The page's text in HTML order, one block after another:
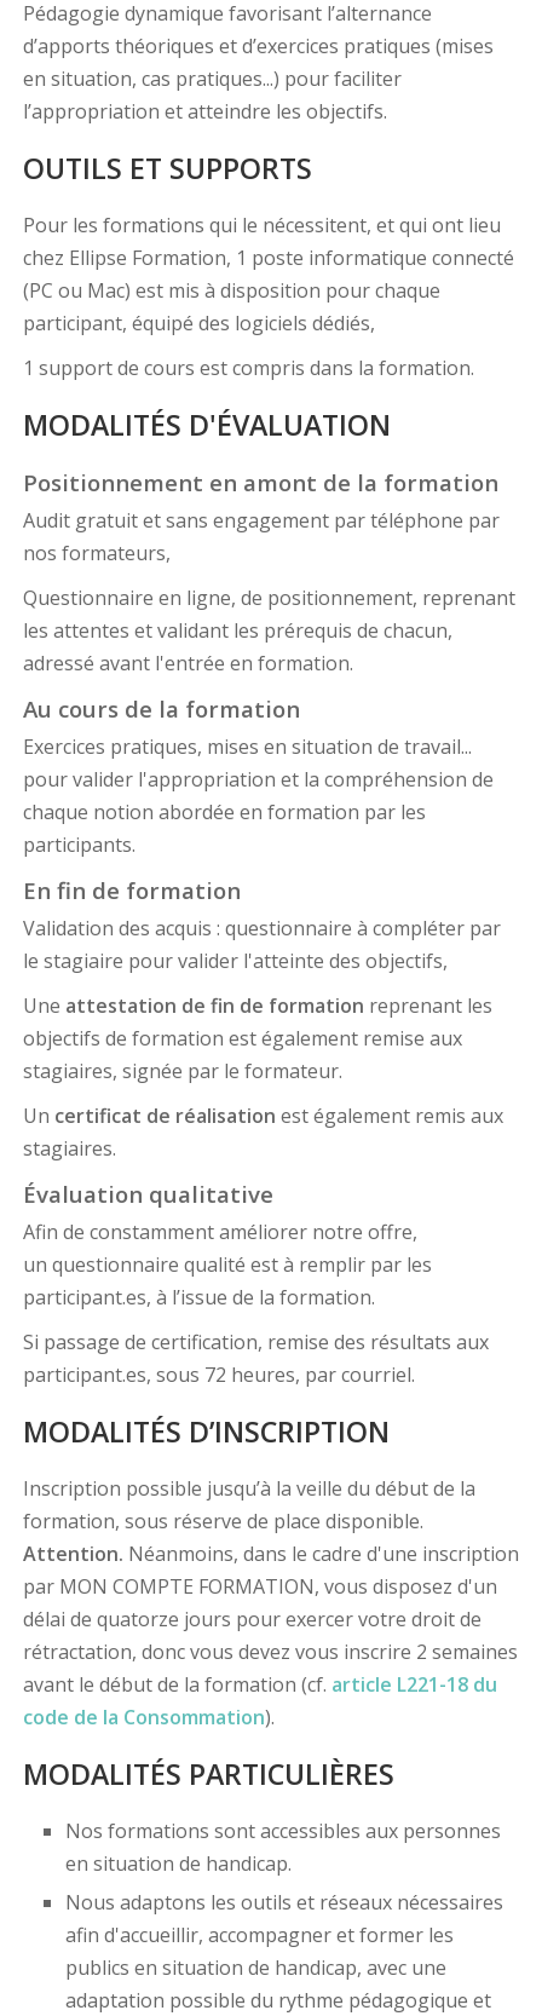
Pédagogie dynamique favorisant l’alternance
d’apports théoriques et d’exercices pratiques (mises
en situation, cas pratiques...) pour faciliter
l’appropriation et atteindre les objectifs.
OUTILS ET SUPPORTS
Pour les formations qui le nécessitent, et qui ont lieu
chez Ellipse Formation, 1 poste informatique connecté
(PC ou Mac) est mis à disposition pour chaque
participant, équipé des logiciels dédiés,
1 support de cours est compris dans la formation.
MODALITÉS D'ÉVALUATION
Positionnement en amont de la formation
Audit gratuit et sans engagement par téléphone par
nos formateurs,
Questionnaire en ligne, de positionnement, reprenant
les attentes et validant les prérequis de chacun,
adressé avant l'entrée en formation.
Au cours de la formation
Exercices pratiques, mises en situation de travail...
pour valider l'appropriation et la compréhension de
chaque notion abordée en formation par les
participants.
En fin de formation
Validation des acquis : questionnaire à compléter par
le stagiaire pour valider l'atteinte des objectifs,
Une attestation de fin de formation reprenant les
objectifs de formation est également remise aux
stagiaires, signée par le formateur.
Un certificat de réalisation est également remis aux
stagiaires.
Évaluation qualitative
Afin de constamment améliorer notre offre,
un questionnaire qualité est à remplir par les
participant.es, à l’issue de la formation.
Si passage de certification, remise des résultats aux
participant.es, sous 72 heures, par courriel.
MODALITÉS D’INSCRIPTION
Inscription possible jusqu’à la veille du début de la
formation, sous réserve de place disponible.
Attention. Néanmoins, dans le cadre d'une inscription
par MON COMPTE FORMATION, vous disposez d'un
délai de quatorze jours pour exercer votre droit de
rétractation, donc vous devez vous inscrire 2 semaines
avant le début de la formation (cf. article L221-18 du
code de la Consommation).
MODALITÉS PARTICULIÈRES
Nos formations sont accessibles aux personnes
en situation de handicap.
Nous adaptons les outils et réseaux nécessaires
afin d'accueillir, accompagner et former les
publics en situation de handicap, avec une
adaptation possible du rythme pédagogique et